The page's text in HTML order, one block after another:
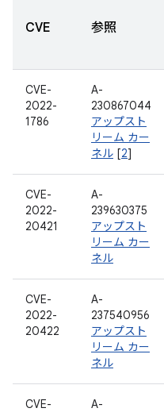
CVE 参照
CVE-
2022-
1786
A-
230867044
アップスト
リーム カー
ネル [2]
CVE-
2022-
20421
A-
239630375
アップスト
リーム カー
ネル
CVE-
2022-
20422
A-
237540956
アップスト
リーム カー
ネル
CVE-
A-